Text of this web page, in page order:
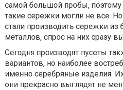
самой большой пробы, поэтому
такие сережки могли не все.
стали производить сережки из
металлов, спрос на них сразу
Сегодня производят пусеты
вариантов, но наиболее
именно серебряные изделия.
они прекрасно выглядят не